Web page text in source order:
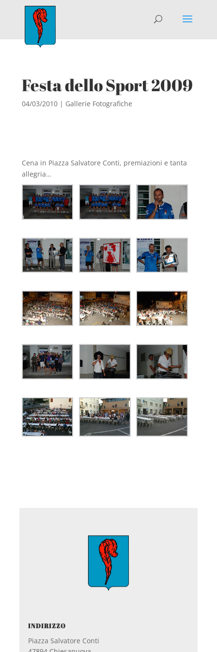
Festa dello Sport 2009
04/03/2010| Gallerie Fotografiche
Cena in Piazza Salvatore Conti, premiazioni e tanta
allegria…
INDIRIZZO
Piazza Salvatore Conti